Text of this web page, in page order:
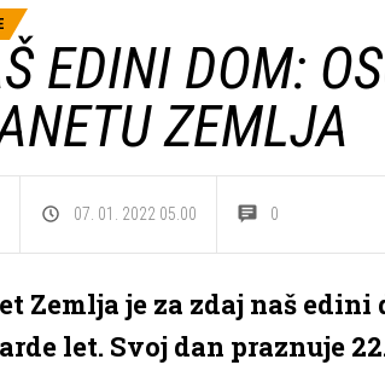
EDINI DOM:
ZEMLJA
07. 01. 2022 05.00 0
Zemlja je za zdaj naš edini
let. Svoj dan praznuje